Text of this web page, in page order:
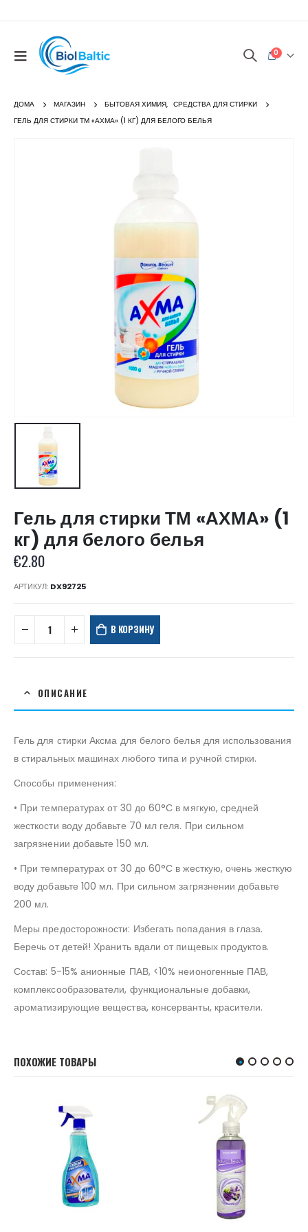
0
ДОМА МАГАЗИН БЫТОВАЯ ХИМИЯ, СРЕДСТВА ДЛЯ СТИРКИ
ГЕЛЬ ДЛЯ СТИРКИ ТМ «АХМА» (1 КГ) ДЛЯ БЕЛОГО БЕЛЬЯ
Гель для стирки ТМ «АХМА» (1
кг) для белого белья
€2.80
АРТИКУЛ: DX92725
В КОРЗИНУ
ОПИСАНИЕ
Гель для стирки Аксма для белого белья для использования
в стиральных машинах любого типа и ручной стирки.
Способы применения:
• При температурах от 30 до 60°С в мягкую, средней
жесткости воду добавьте 70 мл геля. При сильном
загрязнении добавьте 150 мл.
• При температурах от 30 до 60°С в жесткую, очень жесткую
воду добавьте 100 мл. При сильном загрязнении добавьте
200 мл.
Меры предосторожности: Избегать попадания в глаза.
Беречь от детей! Хранить вдали от пищевых продуктов.
Состав: 5-15% анионные ПАВ, <10% неионогенные ПАВ,
комплексообразователи, функциональные добавки,
ароматизирующие вещества, консерванты, красители.
ПОХОЖИЕ ТОВАРЫ